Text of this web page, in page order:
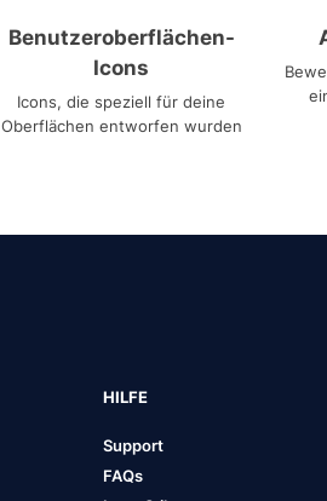
Benutzeroberflächen-
Icons
Icons, die speziell für deine
Oberflächen entworfen wurden
HILFE
Support
FAQs